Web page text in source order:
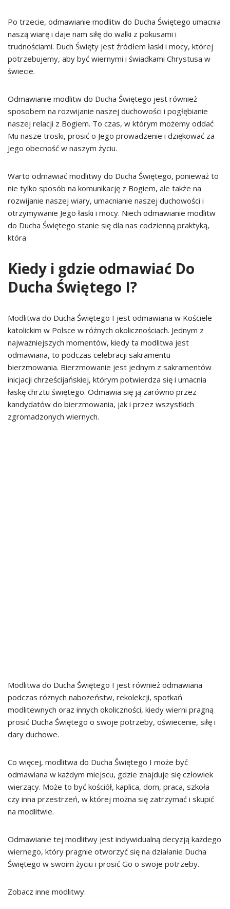
Po trzecie, odmawianie modlitw do Ducha Świętego umacnia
naszą wiarę i daje nam siłę do walki z pokusami i
trudnościami. Duch Święty jest źródłem łaski i mocy, której
potrzebujemy, aby być wiernymi i świadkami Chrystusa w
świecie.
Odmawianie modlitw do Ducha Świętego jest również
sposobem na rozwijanie naszej duchowości i pogłębianie
naszej relacji z Bogiem. To czas, w którym możemy oddać
Mu nasze troski, prosić o Jego prowadzenie i dziękować za
Jego obecność w naszym życiu.
Warto odmawiać modlitwy do Ducha Świętego, ponieważ to
nie tylko sposób na komunikację z Bogiem, ale także na
rozwijanie naszej wiary, umacnianie naszej duchowości i
otrzymywanie Jego łaski i mocy. Niech odmawianie modlitw
do Ducha Świętego stanie się dla nas codzienną praktyką,
która
Kiedy i gdzie odmawiać Do
Ducha Świętego I?
Modlitwa do Ducha Świętego I jest odmawiana w Kościele
katolickim w Polsce w różnych okolicznościach. Jednym z
najważniejszych momentów, kiedy ta modlitwa jest
odmawiana, to podczas celebracji sakramentu
bierzmowania. Bierzmowanie jest jednym z sakramentów
inicjacji chrześcijańskiej, którym potwierdza się i umacnia
łaskę chrztu świętego. Odmawia się ją zarówno przez
kandydatów do bierzmowania, jak i przez wszystkich
zgromadzonych wiernych.
Modlitwa do Ducha Świętego I jest również odmawiana
podczas różnych nabożeństw, rekolekcji, spotkań
modlitewnych oraz innych okoliczności, kiedy wierni pragną
prosić Ducha Świętego o swoje potrzeby, oświecenie, siłę i
dary duchowe.
Co więcej, modlitwa do Ducha Świętego I może być
odmawiana w każdym miejscu, gdzie znajduje się człowiek
wierzący. Może to być kościół, kaplica, dom, praca, szkoła
czy inna przestrzeń, w której można się zatrzymać i skupić
na modlitwie.
Odmawianie tej modlitwy jest indywidualną decyzją każdego
wiernego, który pragnie otworzyć się na działanie Ducha
Świętego w swoim życiu i prosić Go o swoje potrzeby.
Zobacz inne modlitwy: